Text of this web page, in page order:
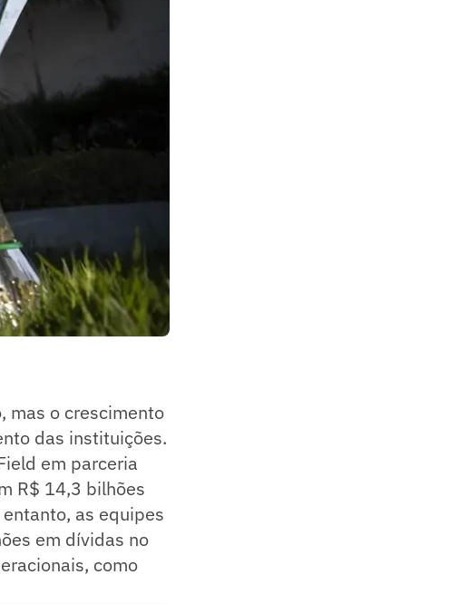
mas o crescimento
das instituições.
em parceria
R$ 14,3 bilhões
as equipes
em dívidas no
como